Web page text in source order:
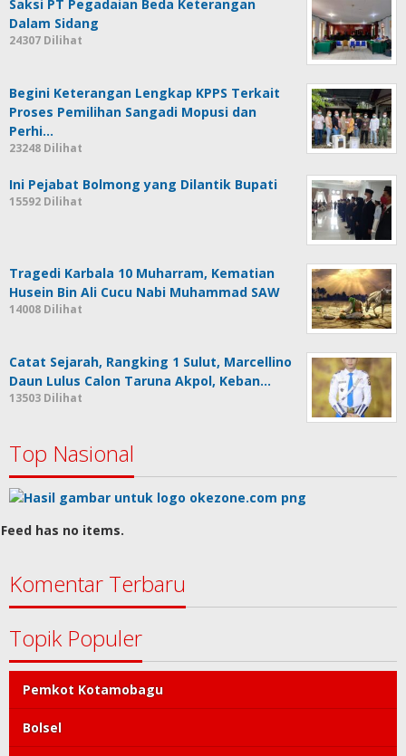
Saksi PT Pegadaian Beda Keterangan
Dalam Sidang
24307 Dilihat
Begini Keterangan Lengkap KPPS Terkait
Proses Pemilihan Sangadi Mopusi dan
Perhi…
23248 Dilihat
Ini Pejabat Bolmong yang Dilantik Bupati
15592 Dilihat
Tragedi Karbala 10 Muharram, Kematian
Husein Bin Ali Cucu Nabi Muhammad SAW
14008 Dilihat
Catat Sejarah, Rangking 1 Sulut, Marcellino
Daun Lulus Calon Taruna Akpol, Keban…
13503 Dilihat
Top Nasional
Feed has no items.
Komentar Terbaru
Topik Populer
Pemkot Kotamobagu
Bolsel